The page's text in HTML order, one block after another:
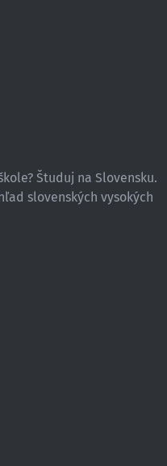
Študuj na Slovensku.
slovenských vysokých